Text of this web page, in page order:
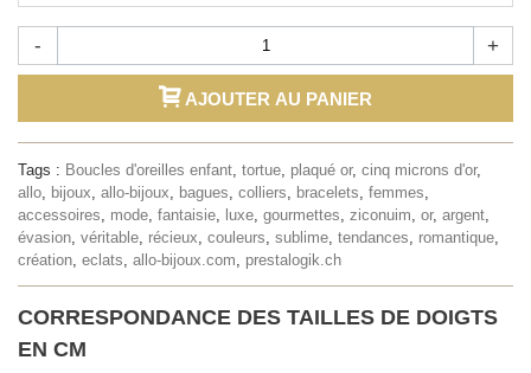
- +
AJOUTER AU PANIER
Tags : Boucles d'oreilles enfant, tortue, plaqué or, cinq microns d'or,
allo, bijoux, allo-bijoux, bagues, colliers, bracelets, femmes,
accessoires, mode, fantaisie, luxe, gourmettes, ziconuim, or, argent,
évasion, véritable, récieux, couleurs, sublime, tendances, romantique,
création, eclats, allo-bijoux.com, prestalogik.ch
CORRESPONDANCE DES TAILLES DE DOIGTS
EN CM